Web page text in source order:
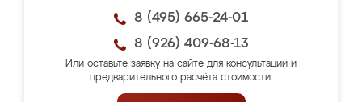
8 (495) 665-24-01
8 (926) 409-68-13
Или оставьте заявку на сайте для консультации и
предварительного расчёта стоимости.